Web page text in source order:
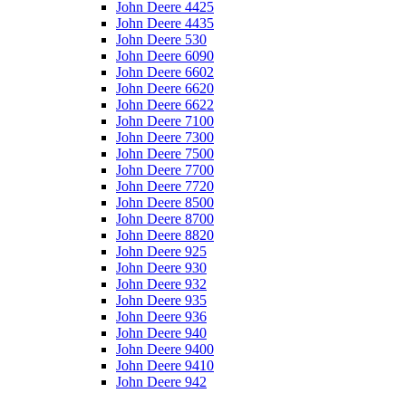
John Deere 4425
John Deere 4435
John Deere 530
John Deere 6090
John Deere 6602
John Deere 6620
John Deere 6622
John Deere 7100
John Deere 7300
John Deere 7500
John Deere 7700
John Deere 7720
John Deere 8500
John Deere 8700
John Deere 8820
John Deere 925
John Deere 930
John Deere 932
John Deere 935
John Deere 936
John Deere 940
John Deere 9400
John Deere 9410
John Deere 942